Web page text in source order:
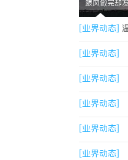
跟风做完却
[业界动态]
的眉眼唇，
生的气质加分
[业界动态]
[业界动态]
[业界动态]
[业界动态]
[业界动态]